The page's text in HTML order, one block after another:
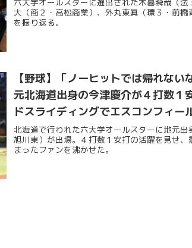
大（商２・高松商業）、外丸東眞（環３・前橋
を振り返る。
【野球】「ノーヒットでは帰れな
元北海道出身の今津慶介が４打数
ドスライディングでエスコンフィー
かせる／六大学オールスター ＠エ
ＨＯＫＫＡＩＤＯ
北海道で行われた六大学オールスターに地元出
旭川東）が出場。４打数１安打の活躍を見せ、
まったファンを沸かせた。